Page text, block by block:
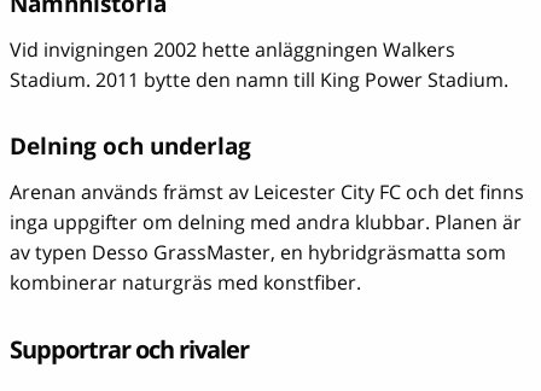
Vid invigningen 2002 hette anläggningen Walkers
Stadium. 2011 bytte den namn till King Power Stadium.
Delning och underlag
Arenan används främst av Leicester City FC och det finns
inga uppgifter om delning med andra klubbar. Planen är
av typen Desso GrassMaster, en hybridgräsmatta som
kombinerar naturgräs med konstfiber.
Supportrar och rivaler